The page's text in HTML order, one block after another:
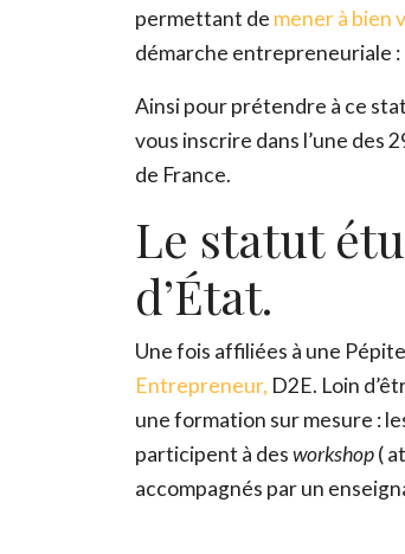
permettant de mener à bien
démarche entrepreneuriale
Ainsi pour prétendre à ce
vous inscrire dans l’une des
de France.
Le statut
d’État.
Une fois affiliées à une
Entrepreneur, D2E. Loin
une formation sur mesure :
participent à desworkshop(
accompagnés par un